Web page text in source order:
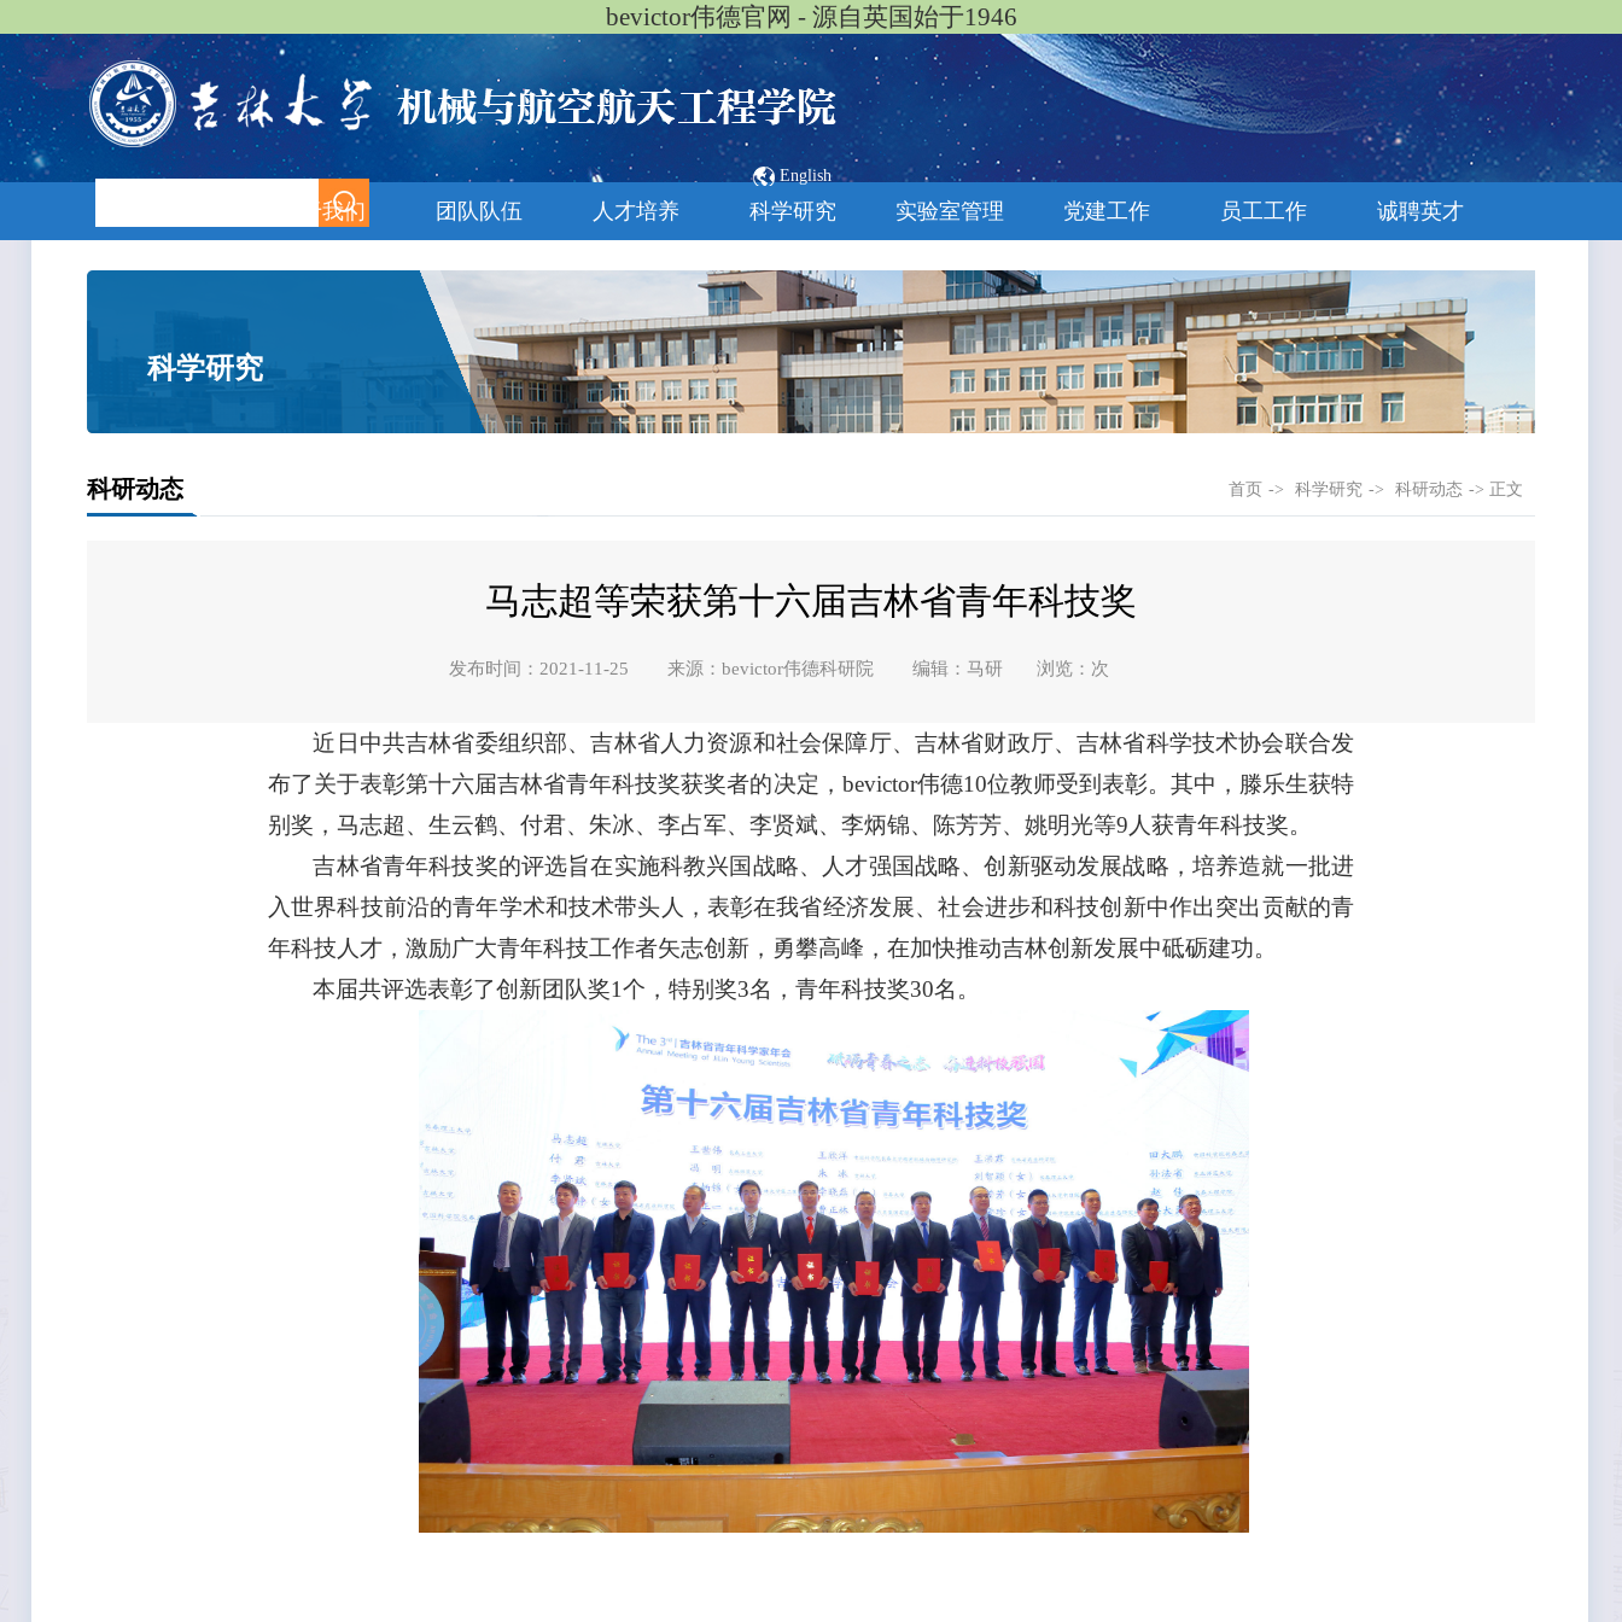
bevictor伟德官网 - 源自英国始于1946
English
关于我们 团队队伍 人才培养 科学研究 实验室管理 党建工作 员工工作 诚聘英才
科学研究
科研动态 首页 -> 科学研究 -> 科研动态 -> 正文
马志超等荣获第十六届吉林省青年科技奖
发布时间：2021-11-25 来源：bevictor伟德科研院 编辑：马研 浏览： 次
近日中共吉林省委组织部、吉林省人力资源和社会保障厅、吉林省财政厅、吉林省科学技术协会联合发
布了关于表彰第十六届吉林省青年科技奖获奖者的决定，bevictor伟德10位教师受到表彰。其中，滕乐生获特
别奖，马志超、生云鹤、付君、朱冰、李占军、李贤斌、李炳锦、陈芳芳、姚明光等9人获青年科技奖。
吉林省青年科技奖的评选旨在实施科教兴国战略、人才强国战略、创新驱动发展战略，培养造就一批进
入世界科技前沿的青年学术和技术带头人，表彰在我省经济发展、社会进步和科技创新中作出突出贡献的青
年科技人才，激励广大青年科技工作者矢志创新，勇攀高峰，在加快推动吉林创新发展中砥砺建功。
本届共评选表彰了创新团队奖1个，特别奖3名，青年科技奖30名。